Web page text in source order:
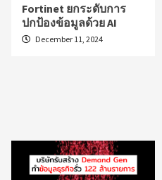
Fortinet ยกระดับการ
ปกป้องข้อมูลด้วย AI
December 11, 2024